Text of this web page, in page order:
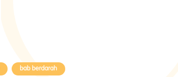
bab berdarah